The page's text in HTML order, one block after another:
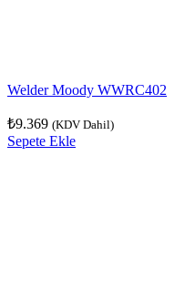
Welder Moody WWRC402
₺9.369 (KDV Dahil)
Sepete Ekle